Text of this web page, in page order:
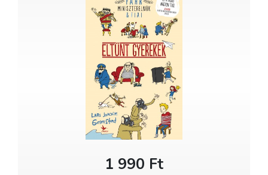
1 990 Ft